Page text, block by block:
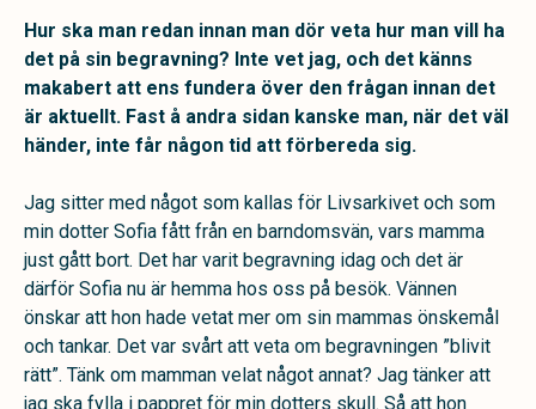
Hur ska man redan innan man dör veta hur man vill ha
det på sin begravning? Inte vet jag, och det känns
makabert att ens fundera över den frågan innan det
är aktuellt. Fast å andra sidan kanske man, när det väl
händer, inte får någon tid att förbereda sig.
Jag sitter med något som kallas för Livsarkivet och som
min dotter Sofia fått från en barndomsvän, vars mamma
just gått bort. Det har varit begravning idag och det är
därför Sofia nu är hemma hos oss på besök. Vännen
önskar att hon hade vetat mer om sin mammas önskemål
och tankar. Det var svårt att veta om begravningen ”blivit
rätt”. Tänk om mamman velat något annat? Jag tänker att
jag ska fylla i pappret för min dotters skull. Så att hon